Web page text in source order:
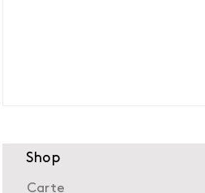
Shop
Carte